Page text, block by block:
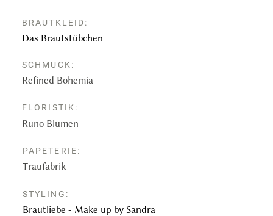
BRAUTKLEID:
STYLING:
Das Brautstübchen
Brautliebe - Make up by Sandra
SCHMUCK:
Refined Bohemia
FLORISTIK:
Runo Blumen
PAPETERIE:
Traufabrik